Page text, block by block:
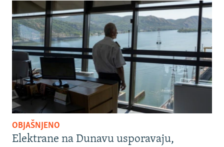
OBJAŠNJENO
Elektrane na Dunavu usporavaju,